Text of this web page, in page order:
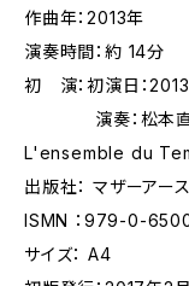
作曲年：2013年
演奏時間：約 14分
初 演：初演日：
演奏：松本直祐樹
L'ensemble du
出版社： マザーアース
ISMN ：979-0-
サイズ： A4